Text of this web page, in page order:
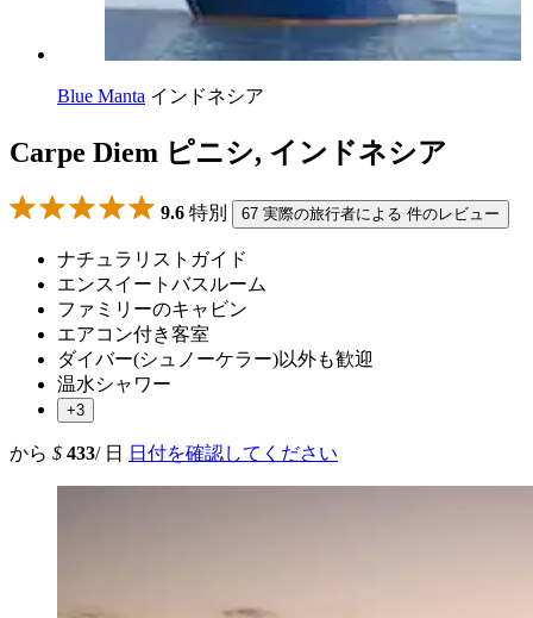
Blue Manta インドネシア
Carpe Diem ピニシ, インドネシア
9.6 特別 67 実際の旅行者による 件のレビュー
ナチュラリストガイド
エンスイートバスルーム
ファミリーのキャビン
エアコン付き客室
ダイバー(シュノーケラー)以外も歓迎
温水シャワー
+3
から $ 433/ 日 日付を確認してください